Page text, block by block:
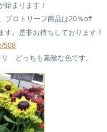
始まります！
プロトリーフ商品は20％off
す。是非お待ちしております！
508
どっちも素敵な色です。